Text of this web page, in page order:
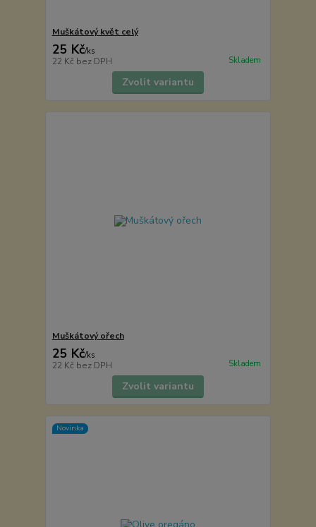
Muškátový květ celý
25 Kč/ks
22 Kč bez DPH Skladem
Zvolit variantu
Muškátový ořech
25 Kč/ks
22 Kč bez DPH Skladem
Zvolit variantu
Novinka